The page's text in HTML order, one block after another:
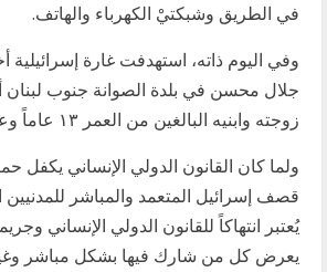
في الطريق وشبكتيْ الكهرباء والهاتف.
وفي اليوم ذاته، استهدفت غارة إسرائيلية
جلال محسن في بلدة الصوانة جنوب لبنان
زوجته وابنيه البالغين من العمر ١٣ عاماً وعامين.
ولما كان القانون الدولي الإنساني يكفل
قصف إسرائيل المتعمد والمباشر للمدنيين
يُعتبر انتهاكاً للقانون الدولي الإنساني
يعرض كل من شارك فيها بشكل مباشر